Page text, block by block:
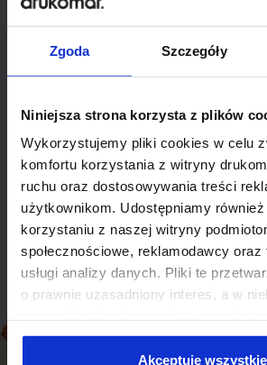
Zgoda Szczegóły
Niniejsza strona korzysta z plików
Wykorzystujemy pliki cookies w celu
komfortu korzystania z witryny
ruchu oraz dostosowywania treści
użytkownikom. Udostępniamy
korzystaniu z naszej witryny
społecznościowe, reklamodawcy
usługi analizy danych. Pliki te
o prawnie uzasadniony interes, a w
Niektóre z plików cookies
przez naszych zewnętrznych
Akceptuję wszystkie
Odezwij się do nas, aby